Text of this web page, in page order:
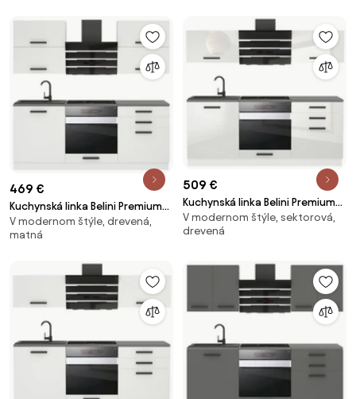
469 €
Kuchynská linka Belini Premium
Full Version 180 cm biely mat s
pracovnou doskou EMILY
V modernom štýle, drevená,
matná
509 €
Kuchynská linka Belini Premium
Full Version 180 cm biely lesk s
pracovnou doskou SOPHIA
V modernom štýle, sektorová,
drevená